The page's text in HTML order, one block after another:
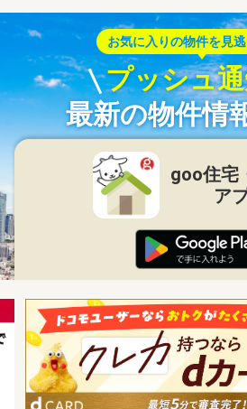
お気に入りの物件を見逃
プッシュ
最新の物件情
goo住宅
ア